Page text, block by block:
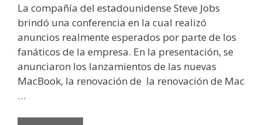
La compañía del estadounidense Steve Jobs
brindó una conferencia en la cual realizó
anuncios realmente esperados por parte de los
fanáticos de la empresa. En la presentación, se
anunciaron los lanzamientos de las nuevas
MacBook, la renovación de la renovación de Mac
…